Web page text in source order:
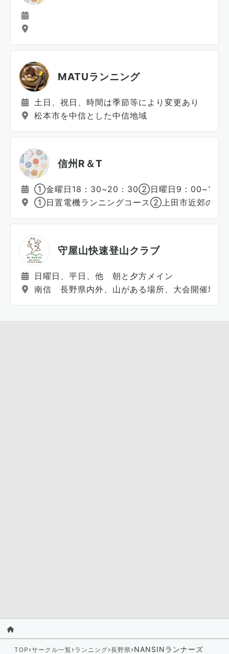
MATUランニング
土日、祝日、時間は季節等により変更あり
松本市を中信とした中信地域
信州R＆T
①金曜日18：30~20：30②日曜日9：00~12：
①日置電機ランニングコース②上田市近郊のト
守屋山快速登山クラブ
日曜日、平日、他 朝と夕方メイン
南信 長野県内外、山がある場所、大会開催地域
TOP ›サークル一覧› ランニング›長野県›NANSINランナーズ